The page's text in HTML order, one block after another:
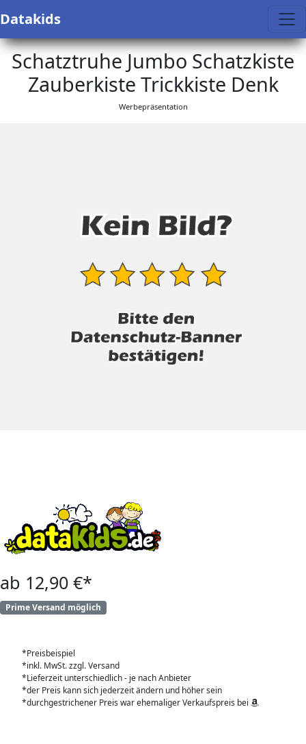
Datakids
Schatztruhe Jumbo Schatzkiste
Zauberkiste Trickkiste Denk
Werbepräsentation
ab 12,90 €*
Prime Versand möglich
*Preisbeispiel
*inkl. MwSt. zzgl. Versand
*Lieferzeit unterschiedlich - je nach Anbieter
*der Preis kann sich jederzeit ändern und höher sein
*durchgestrichener Preis war ehemaliger Verkaufspreis bei